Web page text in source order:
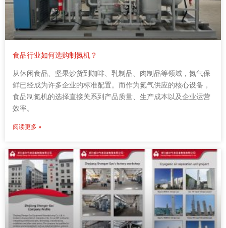
食品行业如何选购制氮机？
从休闲食品、坚果炒货到咖啡、乳制品、肉制品等领域，氮气保
鲜已经成为许多企业的标准配置。而作为氮气供应的核心设备，
食品制氮机的选择直接关系到产品质量、生产成本以及企业运营
效率。
阅读更多 »